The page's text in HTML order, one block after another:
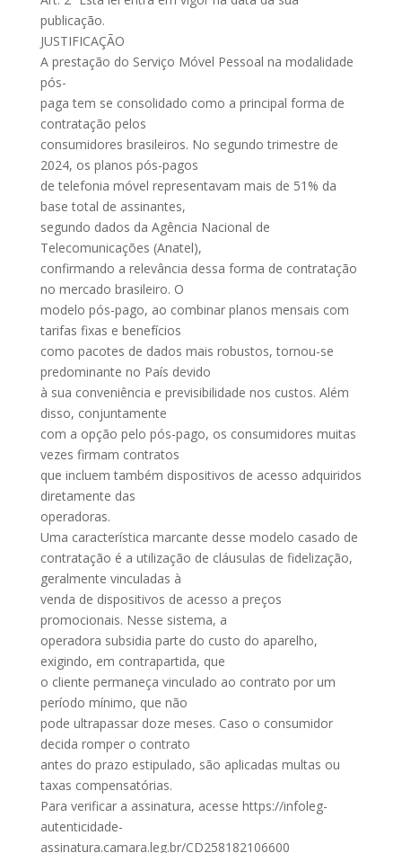
publicação.
JUSTIFICAÇÃO
A prestação do Serviço Móvel Pessoal na modalidade
pós-
paga tem se consolidado como a principal forma de
contratação pelos
consumidores brasileiros. No segundo trimestre de
2024, os planos pós-pagos
de telefonia móvel representavam mais de 51% da
base total de assinantes,
segundo dados da Agência Nacional de
Telecomunicações (Anatel),
confirmando a relevância dessa forma de contratação
no mercado brasileiro. O
modelo pós-pago, ao combinar planos mensais com
tarifas fixas e benefícios
como pacotes de dados mais robustos, tornou-se
predominante no País devido
à sua conveniência e previsibilidade nos custos. Além
disso, conjuntamente
com a opção pelo pós-pago, os consumidores muitas
vezes firmam contratos
que incluem também dispositivos de acesso adquiridos
diretamente das
operadoras.
Uma característica marcante desse modelo casado de
contratação é a utilização de cláusulas de fidelização,
geralmente vinculadas à
venda de dispositivos de acesso a preços
promocionais. Nesse sistema, a
operadora subsidia parte do custo do aparelho,
exigindo, em contrapartida, que
o cliente permaneça vinculado ao contrato por um
período mínimo, que não
pode ultrapassar doze meses. Caso o consumidor
decida romper o contrato
antes do prazo estipulado, são aplicadas multas ou
taxas compensatórias.
Para verificar a assinatura, acesse https://infoleg-
autenticidade-
assinatura.camara.leg.br/CD258182106600